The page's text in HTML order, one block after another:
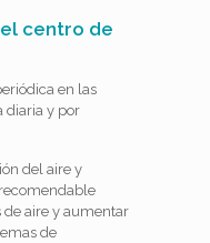
centro de
en las
diaria y por
del aire y
aire y aumentar
de